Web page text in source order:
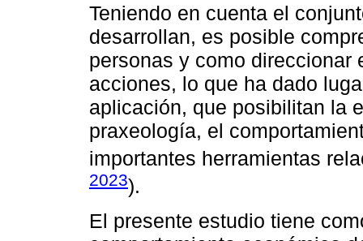
Teniendo en cuenta el
desarrollan, es posible
personas y como direccionar
acciones, lo que ha dado
aplicación, que posibilitan la
praxeología, el
importantes herramientas
2023).
El presente estudio tiene